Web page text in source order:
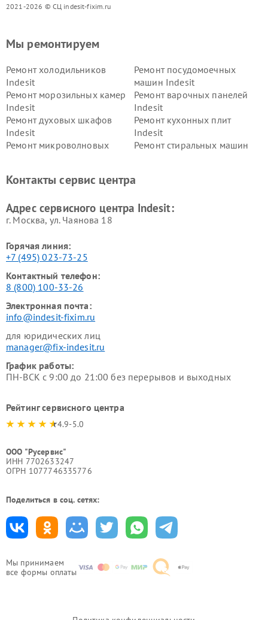
2021-2026 © СЦ indesit-fixim.ru
Мы принимаем
все формы оплаты
Мы ремонтируем
Ремонт холодильников
Indesit
Ремонт посудомоечных
машин Indesit
Ремонт морозильных камер
Indesit
Ремонт варочных панелей
Indesit
Ремонт духовых шкафов
Indesit
Ремонт кухонных плит
Indesit
Ремонт микроволновых
Ремонт стиральных машин
Indesit
Indesit
Контакты сервис центра
Адрес сервисного центра Indesit:
г. Москва, ул. Чаянова 18
Горячая линия:
+7 (495) 023-73-25
Контактный телефон:
8 (800) 100-33-26
Электронная почта:
info@indesit-fixim.ru
для юридических лиц
manager@fix-indesit.ru
График работы:
ПН-ВСК с 9:00 до 21:00 без перерывов и выходных
Рейтинг сервисного центра
4.9-5.0
ООО "Русервис"
ИНН 7702633247
ОГРН 1077746335776
Поделиться в соц. сетях: